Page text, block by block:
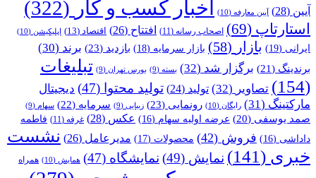
آیین (28) آیین معارفه (10) اخبار کسب و کار (322)
استارتاپ (69) اصحاب رسانه (11) افتتاح (26) اقتصاد (13) اپلیکیشن (10)
ایرانی (19) بازار (58) بازار سرمایه (18) بازدید (23) برند (30)
برندینگ (21) برگزار شد (32) بسته (9) بورس تهران (9)
تبلیغات
(154)
تصاویر (32) تولید (24) تولید محتوا (47)
دیجیتال
مارکتینگ (31) رایگان (10) رونمایی (23) زیبایی (9) سرمایه (22) سهام (9)
صمد یوسفی (20) عرضه اولیه سهام (16) عکس (28) غرفه (11)
فاطمه
داداشی (16) فروش (42) محصولات (17) مدیرعامل (26)
نشست
خبری (141) نمایش (49) نمایشگاه (47) همایش (10) همراه